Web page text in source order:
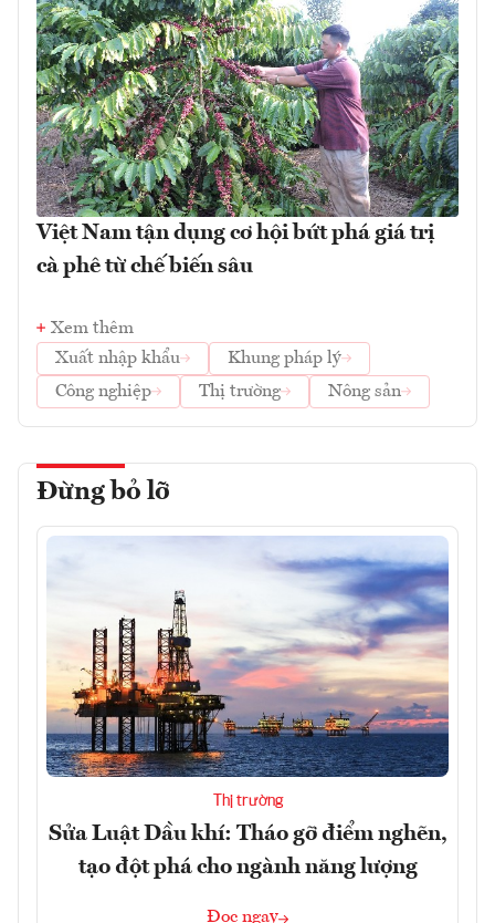
Việt Nam tận dụng cơ hội bứt phá giá trị
cà phê từ chế biến sâu
Xem thêm
Xuất nhập khẩu
Khung pháp lý
Công nghiệp
Thị trường Nông sản
Đừng bỏ lỡ
Thị trường
Sửa Luật Dầu khí: Tháo gỡ điểm nghẽn,
tạo đột phá cho ngành năng lượng
Đọc ngay